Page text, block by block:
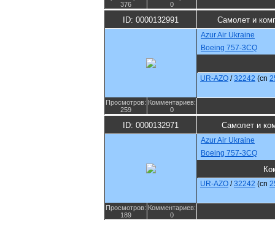
376
0
ID: 0000132991 Самолет и
Azur Air Ukraine
Boeing 757-3CQ
UR-AZO /32242 (cn
Просмотров:
259
Комментариев:
0
ID: 0000132971 Самолет и
Azur Air Ukraine
Boeing 757-3CQ
UR-AZO /32242 (cn
Просмотров:
189
Комментариев:
0